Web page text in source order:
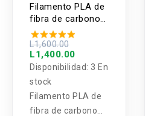
Filamento PLA de
fibra de carbono
matte 1.75mm /
1KG OVERTURE
L1,600.00
L1,400.00
Disponibilidad: 3 En
stock
Filamento PLA de
fibra de carbono